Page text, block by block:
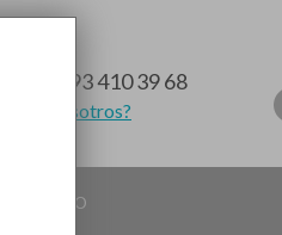
93 410 39 68
nosotros?
CONTACTO